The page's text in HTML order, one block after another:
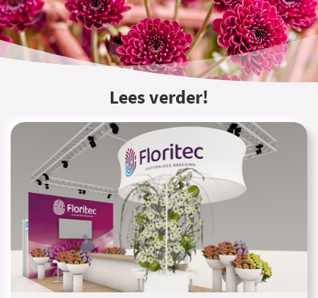
Lees verder!